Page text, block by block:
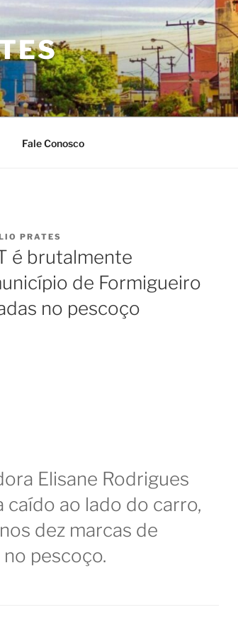
Fale Conosco
PRATES
é brutalmente
de Formigueiro
no pescoço
Elisane Rodrigues
caído ao lado do carro,
dez marcas de
pescoço.